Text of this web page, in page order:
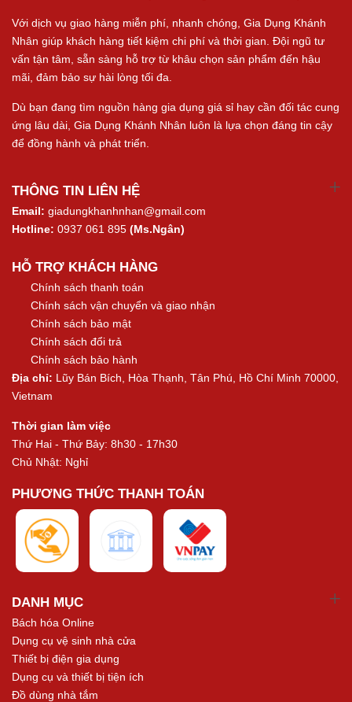
Với dịch vụ giao hàng miễn phí, nhanh chóng, Gia Dụng Khánh
Nhân giúp khách hàng tiết kiệm chi phí và thời gian. Đội ngũ tư
vấn tận tâm, sẵn sàng hỗ trợ từ khâu chọn sản phẩm đến hậu
mãi, đảm bảo sự hài lòng tối đa.
Dù bạn đang tìm nguồn hàng gia dụng giá sỉ hay cần đối tác cung
ứng lâu dài, Gia Dụng Khánh Nhân luôn là lựa chọn đáng tin cậy
để đồng hành và phát triển.
THÔNG TIN LIÊN HỆ
Email: giadungkhanhnhan@gmail.com
Hotline: 0937 061 895 (Ms.Ngân)
HỖ TRỢ KHÁCH HÀNG
Chính sách thanh toán
Chính sách vận chuyển và giao nhận
Chính sách bảo mật
Chính sách đổi trả
Chính sách bảo hành
Địa chỉ: Lũy Bán Bích, Hòa Thạnh, Tân Phú, Hồ Chí Minh 70000,
Vietnam
Thời gian làm việc
Thứ Hai - Thứ Bảy: 8h30 - 17h30
Chủ Nhật: Nghỉ
PHƯƠNG THỨC THANH TOÁN
DANH MỤC
Bách hóa Online
Dụng cụ vệ sinh nhà cửa
Thiết bị điện gia dụng
Dụng cụ và thiết bị tiện ích
Đồ dùng nhà tắm